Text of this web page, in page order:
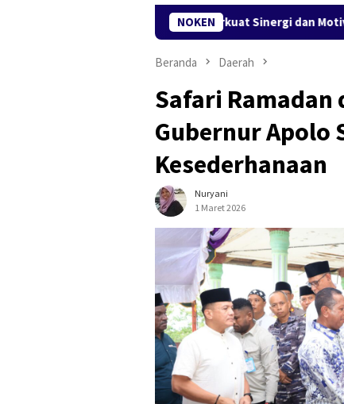
NOKEN
Perkuat Sinergi dan Motivasi Kepengurusan, BKMT
Beranda Daerah
​Safari
Gubernur Apolo
Kesederhanaan
Nuryani
1 Maret 2026